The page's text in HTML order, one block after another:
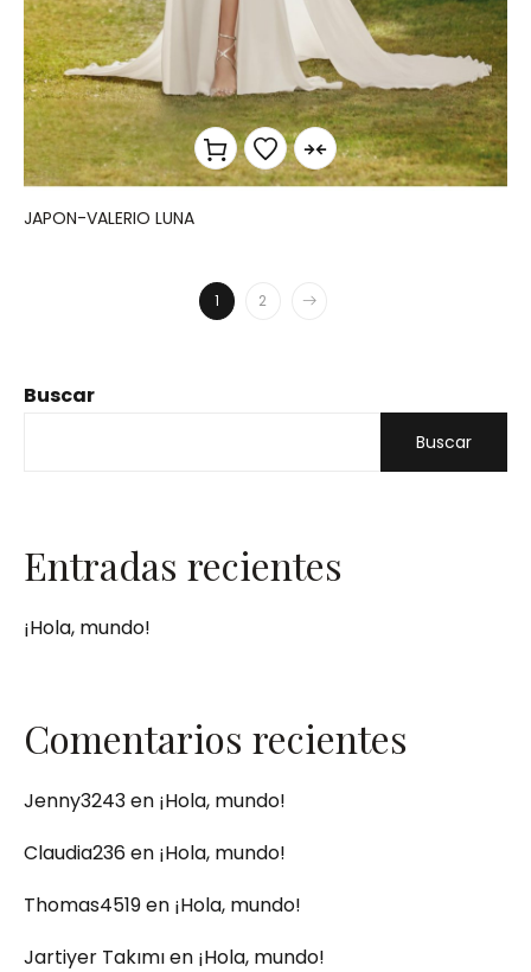
Buscar
Buscar
Entradas recientes
¡Hola, mundo!
Comentarios recientes
Jenny3243en ¡Hola, mundo!
Claudia236en ¡Hola, mundo!
Thomas4519en ¡Hola, mundo!
Jartiyer Takımıen ¡Hola, mundo!
JAPON-VALERIO LUNA
1 2